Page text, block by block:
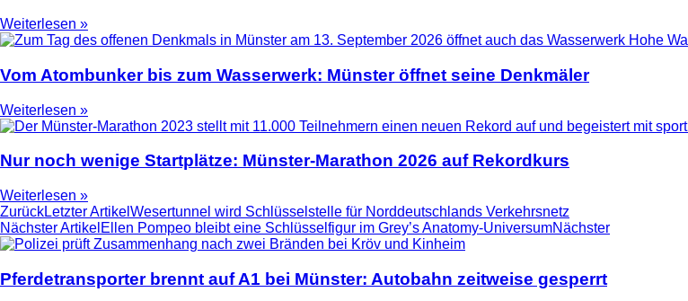
Weiterlesen »
Vom Atombunker bis zum Wasserwerk: Münster öffnet seine Denkmäler
Weiterlesen »
Nur noch wenige Startplätze: Münster-Marathon 2026 auf Rekordkurs
Weiterlesen »
ZurückLetzter Artikel Wesertunnel wird Schlüsselstelle für Norddeutschlands Verkehrsnetz
Nächster Artikel Ellen Pompeo bleibt eine Schlüsselfigur im Grey’s Anatomy-UniversumNächster
Pferdetransporter brennt auf A1 bei Münster: Autobahn zeitweise gesperrt